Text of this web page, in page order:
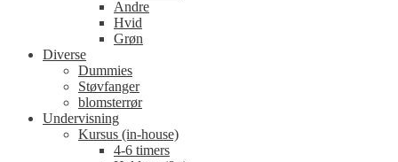
Andre
Hvid
Grøn
Diverse
Dummies
Støvfanger
blomsterrør
Undervisning
Kursus (in-house)
4-6 timers